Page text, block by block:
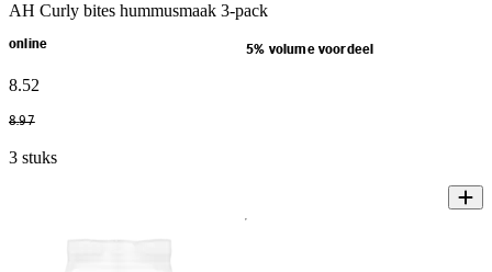
AH Curly bites hummusmaak 3-pack
online 5% volume voordeel
8.52
8.97
3 stuks